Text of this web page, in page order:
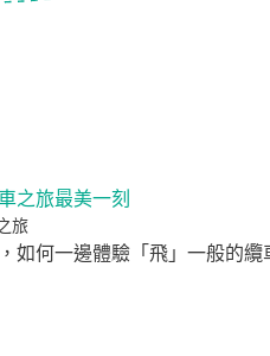
之旅最美一刻
旅
如何一邊體驗「飛」一般的